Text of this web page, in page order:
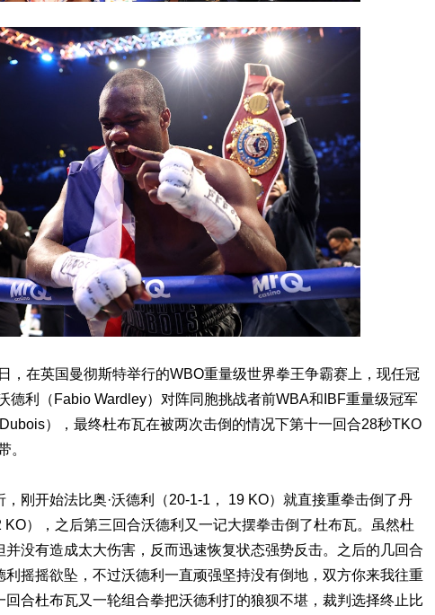
，在英国曼彻斯特举行的WBO重量级世界拳王争霸赛上，现任冠
德利（Fabio Wardley）对阵同胞挑战者前WBA和IBF重量级冠军
），最终杜布瓦在被两次击倒的情况下第十一回合28秒TKO
。
刚开始法比奥·沃德利（20-1-1， 19 KO）就直接重拳击倒了丹
KO），之后第三回合沃德利又一记大摆拳击倒了杜布瓦。虽然杜
没有造成太大伤害，反而迅速恢复状态强势反击。之后的几回合
利摇摇欲坠，不过沃德利一直顽强坚持没有倒地，双方你来我往重
合杜布瓦又一轮组合拳把沃德利打的狼狈不堪，裁判选择终止比